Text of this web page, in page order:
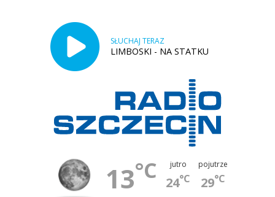
SŁUCHAJ TERAZ
LIMBOSKI - NA STATKU
13°C jutro
24°C
pojutrze
29°C